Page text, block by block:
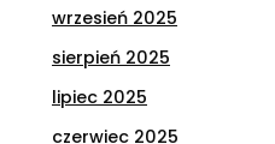
wrzesień 2025
sierpień 2025
lipiec 2025
czerwiec 2025